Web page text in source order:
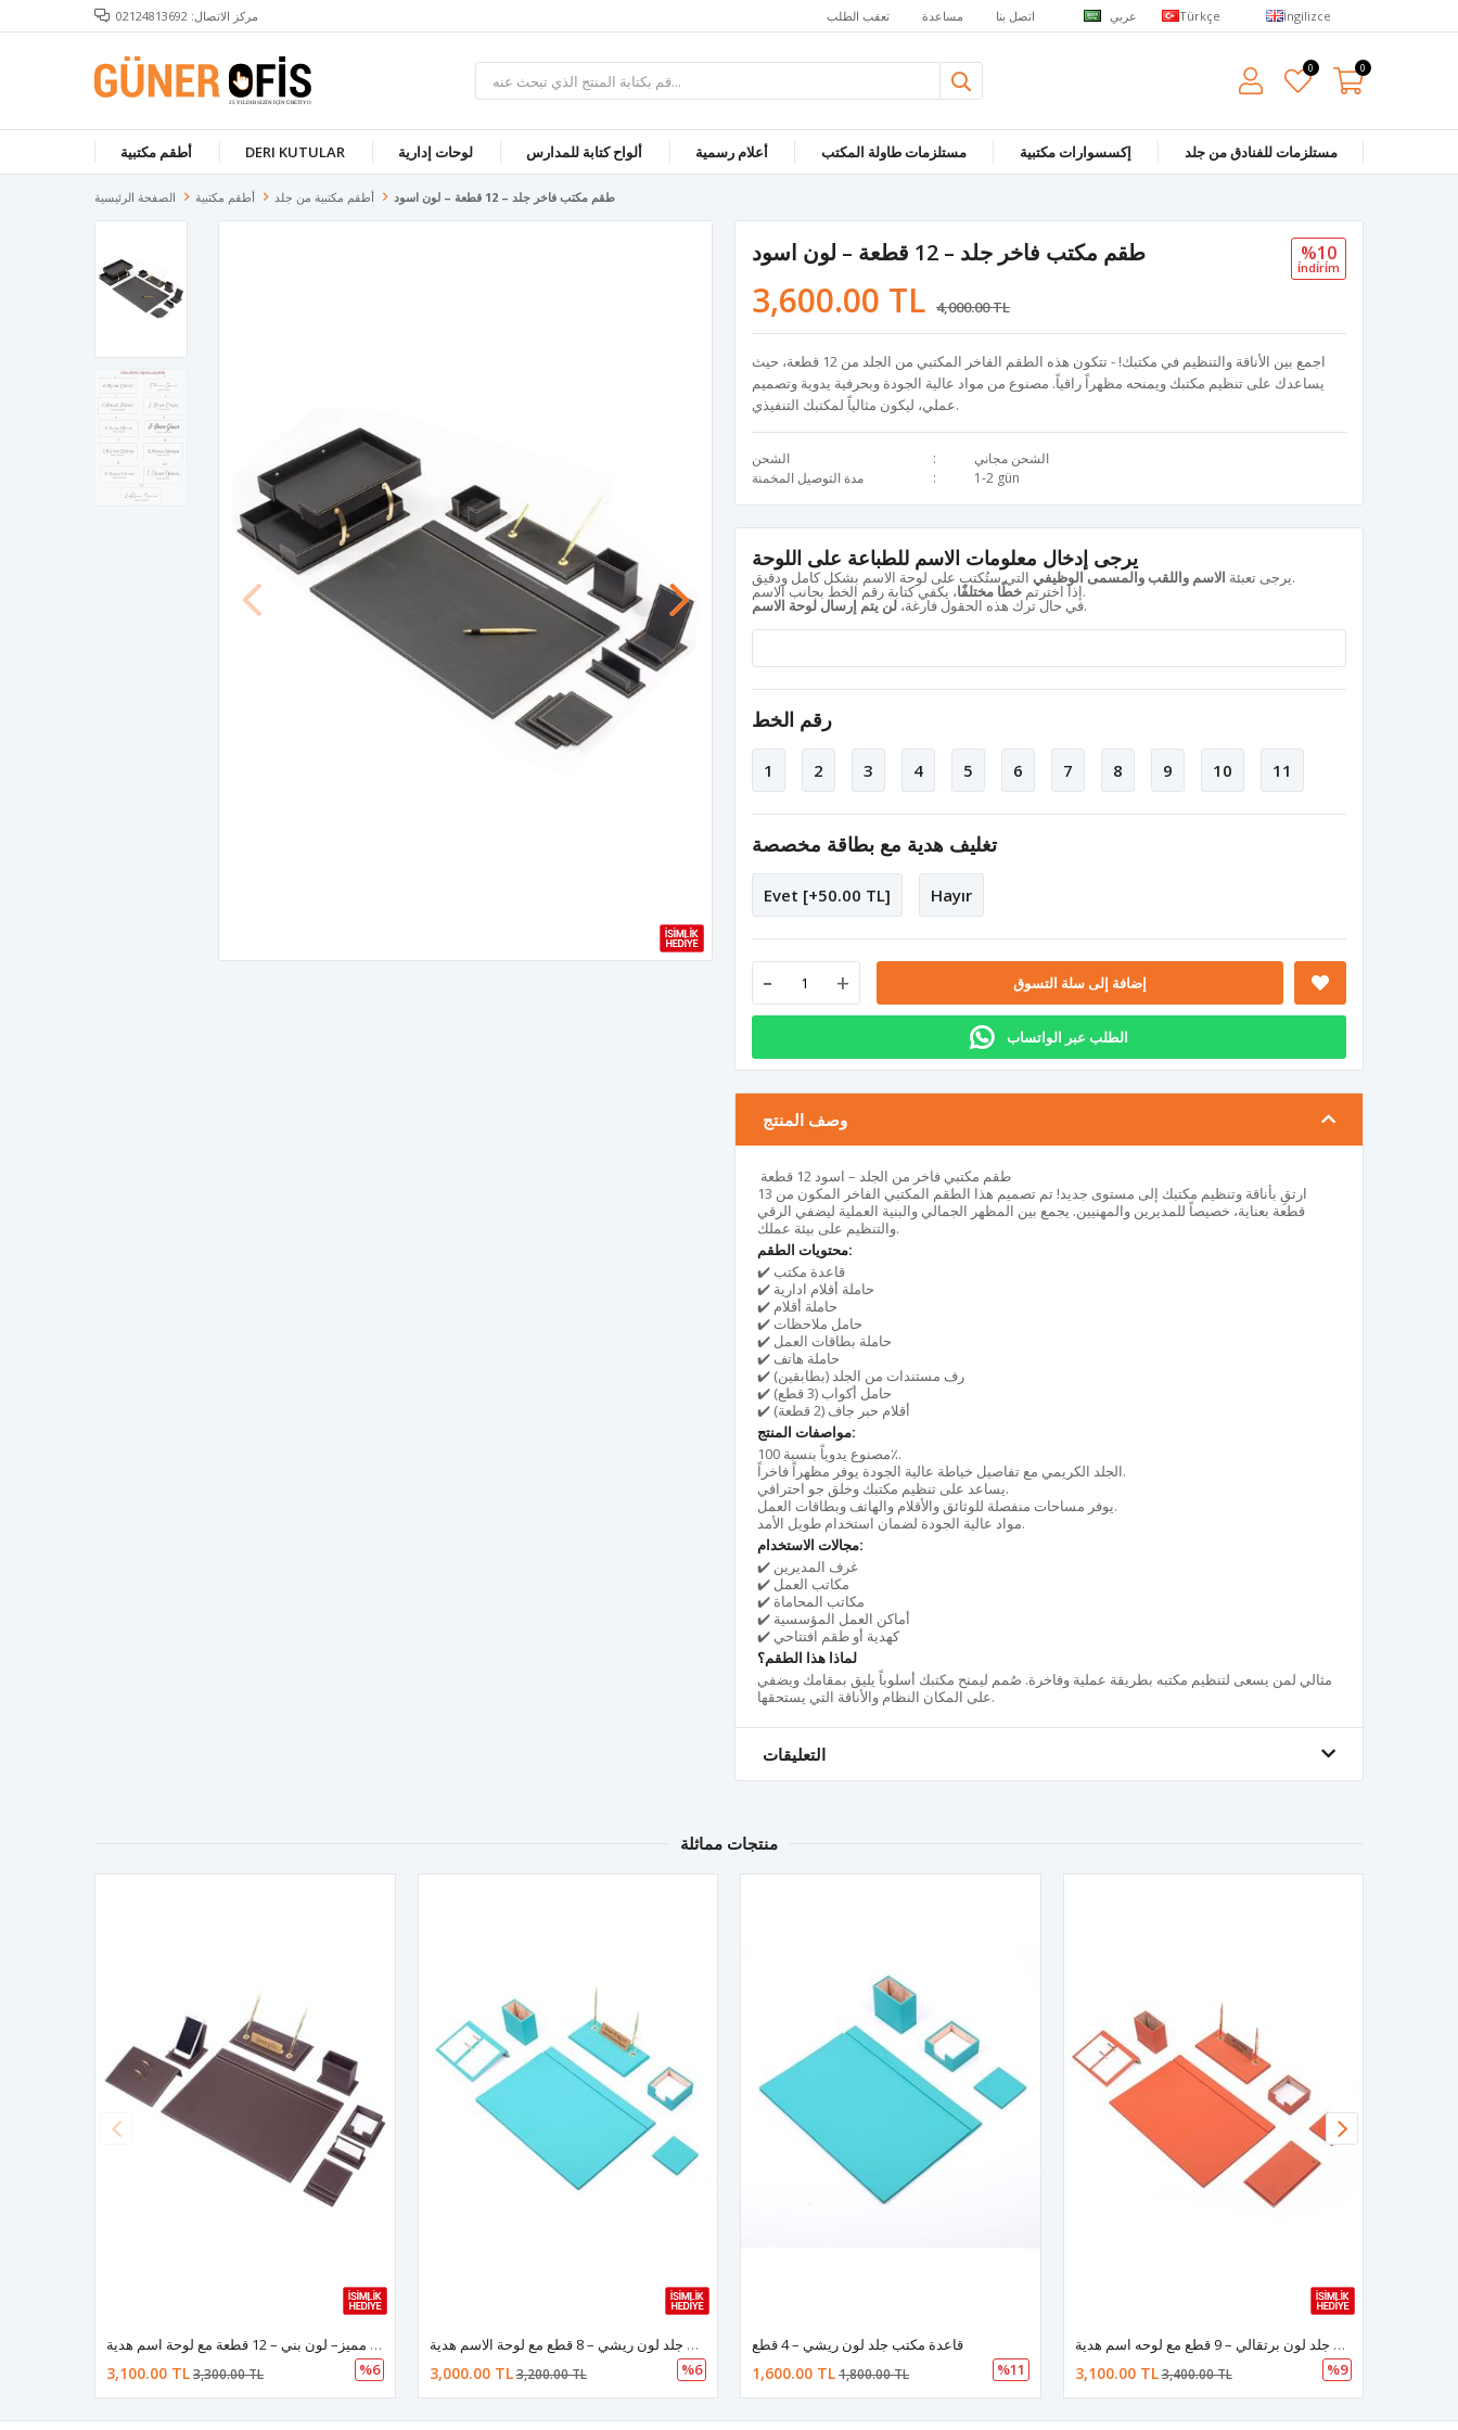
مركز الاتصال: 02124813692 تعقب الطلب مساعدة اتصل بنا عربي Türkçe İngilizce
0 0
أطقم مكتبية DERI KUTULAR لوحات إدارية ألواح كتابة للمدارس أعلام رسمية مستلزمات طاولة المكتب إكسسوارات مكتبية مستلزمات للفنادق من جلد
الصفحة الرئيسية أطقم مكتبية أطقم مكتبية من جلد طقم مكتب فاخر جلد – 12 قطعة – لون اسود
طقم مكتب فاخر جلد – 12 قطعة – لون اسود
3,600.00 TL 4,000.00 TL
%10
i̇ndi̇ri̇m
اجمع بين الأناقة والتنظيم في مكتبك! - تتكون هذه الطقم الفاخر المكتبي من الجلد من 12 قطعة، حيث
يساعدك على تنظيم مكتبك ويمنحه مظهراً راقياً. مصنوع من مواد عالية الجودة وبحرفية يدوية وتصميم
عملي، ليكون مثالياً لمكتبك التنفيذي.
الشحن
الشحن مجاني
مدة التوصيل المخمنة
1-2 gün
يرجى إدخال معلومات الاسم للطباعة على اللوحة
يرجى تعبئة الاسم واللقب والمسمى الوظيفي التي ستُكتب على لوحة الاسم بشكل كامل ودقيق.
إذا اخترتم خطًا مختلفًا ، يكفي كتابة رقم الخط بجانب الاسم.
في حال ترك هذه الحقول فارغة،لن يتم إرسال لوحة الاسم .
رقم الخط
1 2 3 4 5 6 7 8 9 10 11
تغليف هدية مع بطاقة مخصصة
Evet [+50.00 TL] Hayır
- + إضافة إلى سلة التسوق
الطلب عبر الواتساب
وصف المنتج
طقم مكتبي فاخر من الجلد – اسود 12 قطعة
ارتقِ بأناقة وتنظيم مكتبك إلى مستوى جديد! تم تصميم هذا الطقم المكتبي الفاخر المكون من 13
قطعة بعناية، خصيصاً للمديرين والمهنيين. يجمع بين المظهر الجمالي والبنية العملية ليضفي الرقي
والتنظيم على بيئة عملك.
محتويات الطقم:
✔️ قاعدة مكتب
✔️ حاملة أقلام ادارية
✔️ حاملة أقلام
✔️ حامل ملاحظات
✔️ حاملة بطاقات العمل
✔️ حاملة هاتف
✔️ رف مستندات من الجلد (بطابقين)
✔️ حامل أكواب (3 قطع)
✔️ أقلام حبر جاف (2 قطعة)
مواصفات المنتج:
مصنوع يدوياً بنسبة 100٪.
الجلد الكريمي مع تفاصيل خياطة عالية الجودة يوفر مظهراً فاخراً.
يساعد على تنظيم مكتبك وخلق جو احترافي.
يوفر مساحات منفصلة للوثائق والأقلام والهاتف وبطاقات العمل.
مواد عالية الجودة لضمان استخدام طويل الأمد.
مجالات الاستخدام:
✔️ غرف المديرين
✔️ مكاتب العمل
✔️ مكاتب المحاماة
✔️ أماكن العمل المؤسسية
✔️ كهدية أو طقم افتتاحي
لماذا هذا الطقم؟
مثالي لمن يسعى لتنظيم مكتبه بطريقة عملية وفاخرة. صُمم ليمنح مكتبك أسلوباً يليق بمقامك ويضفي
على المكان النظام والأناقة التي يستحقها.
التعليقات
منتجات مماثلة
طقم مكتب مميز– لون بني – 12 قطعة مع لوحة اسم هدية
3,100.00 TL3,300.00 TL %6
طقم مكتب جلد لون ريشي – 8 قطع مع لوحة الاسم هدية
3,000.00 TL3,200.00 TL %6
قاعدة مكتب جلد لون ريشي – 4 قطع
1,600.00 TL1,800.00 TL %11
طقم مكتب جلد لون برتقالي – 9 قطع مع لوحه اسم هدية
3,100.00 TL3,400.00 TL %9